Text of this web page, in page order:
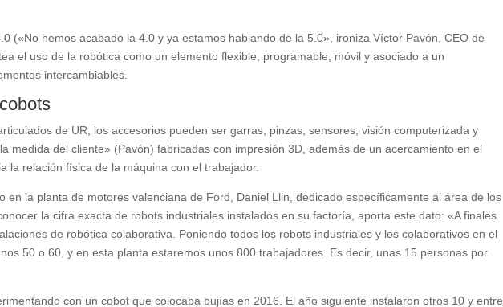
(«No hemos acabado la 4.0 y ya estamos hablando de la 5.0», ironiza Víctor Pavón, CEO de
el uso de la robótica como un elemento flexible, programable, móvil y asociado a un
intercambiables.
de UR, los accesorios pueden ser garras, pinzas, sensores, visión computerizada y
medida del cliente» (Pavón) fabricadas con impresión 3D, además de un acercamiento en el
la relación física de la máquina con el trabajador.
en la planta de motores valenciana de Ford, Daniel Llin, dedicado específicamente al área de los
la cifra exacta de robots industriales instalados en su factoría, aporta este dato: «A finales
de robótica colaborativa. Poniendo todos los robots industriales y los colaborativos en el
50 o 60, y en esta planta estaremos unos 800 trabajadores. Es decir, unas 15 personas por
con un cobot que colocaba bujías en 2016. El año siguiente instalaron otros 10 y entre